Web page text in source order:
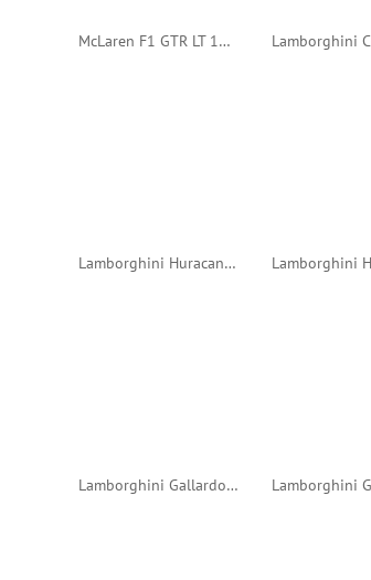
McLaren F1 GTR LT 1997 24h LM #41 (IXO)
Lamborghini Huracan GT3 2016 24h Nurburgring #25 (Spark)
Lamborghini Gallardo LP600+ GT3 2011 Zolder #1 (Minichamps)